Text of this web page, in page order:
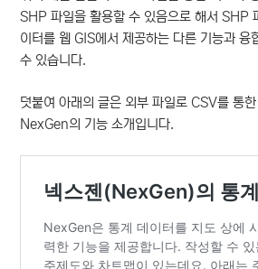
SHP 파일을 활용할 수 있음으로 해서 SHP
이터를 웹 GIS에서 제공하는 다른 기능과 융
수 있습니다.
덧붙여 아래의 글은 외부 파일로 CSV를 통
NexGen의 기능 소개입니다.